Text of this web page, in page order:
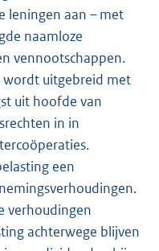
leningen aan – met
naamloze
vennootschappen.
wordt uitgebreid met
uit hoofde van
in in
een
verhoudingen
achterwege blijven